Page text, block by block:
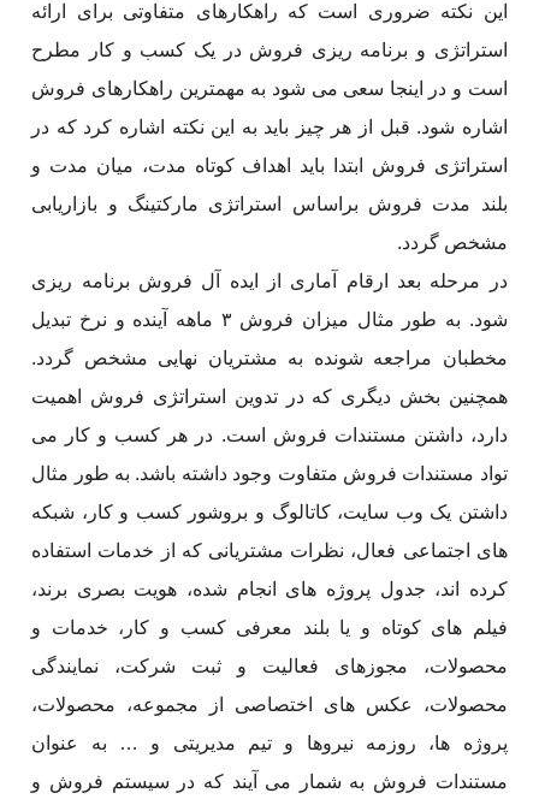
این نکته ضروری است که راهکارهای متفاوتی برای ارائه
استراتژی و برنامه ریزی فروش در یک کسب و کار مطرح
است و در اینجا سعی می شود به مهمترین راهکارهای فروش
اشاره شود. قبل از هر چیز باید به این نکته اشاره کرد که در
استراتژی فروش ابتدا باید اهداف کوتاه مدت، میان مدت و
بلند مدت فروش براساس استراتژی مارکتینگ و بازاریابی
مشخص گردد.
در مرحله بعد ارقام آماری از ایده آل فروش برنامه ریزی
شود. به طور مثال میزان فروش ۳ ماهه آینده و نرخ تبدیل
مخطبان مراجعه شونده به مشتریان نهایی مشخص گردد.
همچنین بخش دیگری که در تدوین استراتژی فروش اهمیت
دارد، داشتن مستندات فروش است. در هر کسب و کار می
تواد مستندات فروش متفاوت وجود داشته باشد. به طور مثال
داشتن یک وب سایت، کاتالوگ و بروشور کسب و کار، شبکه
های اجتماعی فعال، نظرات مشتریانی که از خدمات استفاده
کرده اند، جدول پروژه های انجام شده، هویت بصری برند،
فیلم های کوتاه و یا بلند معرفی کسب و کار، خدمات و
محصولات، مجوزهای فعالیت و ثبت شرکت، نمایندگی
محصولات، عکس های اختصاصی از مجموعه، محصولات،
پروژه ها، روزمه نیروها و تیم مدیریتی و … به عنوان
مستندات فروش به شمار می آیند که در سیستم فروش و